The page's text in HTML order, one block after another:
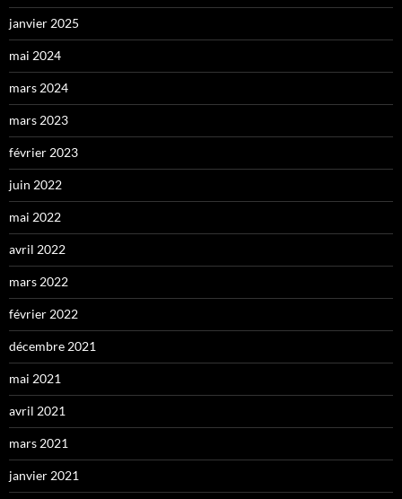
janvier 2025
mai 2024
mars 2024
mars 2023
février 2023
juin 2022
mai 2022
avril 2022
mars 2022
février 2022
décembre 2021
mai 2021
avril 2021
mars 2021
janvier 2021